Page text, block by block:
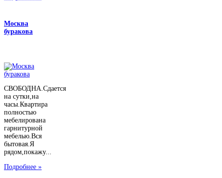
Москва
буракова
СВОБОДНА.Сдается
на сутки,на
часы.Квартира
полностью
мебелирована
гарнитурной
мебелью.Вся
бытовая.Я
рядом,покажу...
Подробнее »